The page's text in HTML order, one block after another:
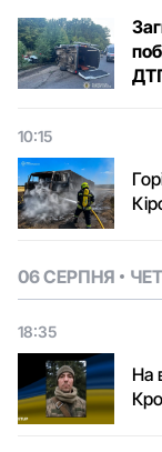
10:15
06 СЕРПНЯ
18:35
На